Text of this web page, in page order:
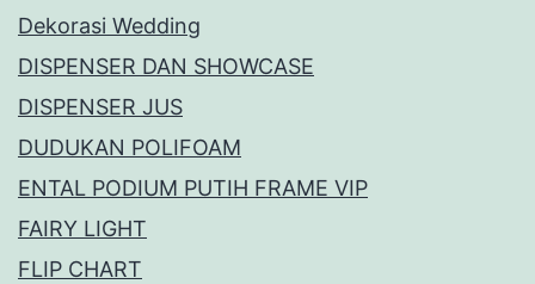
Dekorasi Wedding
DISPENSER DAN SHOWCASE
DISPENSER JUS
DUDUKAN POLIFOAM
ENTAL PODIUM PUTIH FRAME VIP
FAIRY LIGHT
FLIP CHART